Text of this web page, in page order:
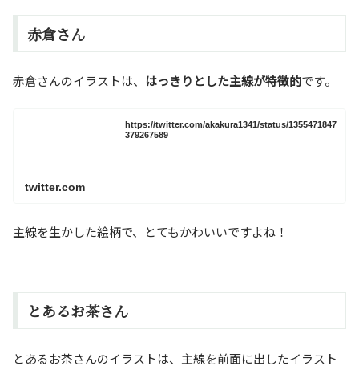
赤倉さん
赤倉さんのイラストは、 はっきりとした主線が特徴的です。
https://twitter.com/akakura1341/status/1355471847
379267589
twitter.com
主線を生かした絵柄で、とてもかわいいですよね！
とあるお茶さん
とあるお茶さんのイラストは、主線を前面に出したイラスト